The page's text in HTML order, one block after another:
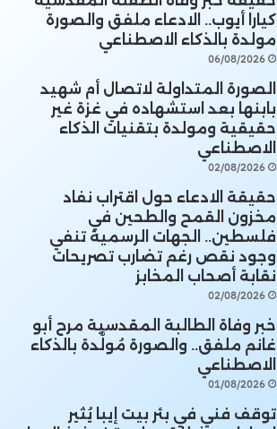
كيارا أيوب.. الادعاء ملفق والصورة
مولدة بالذكاء الاصطناعي
06/08/2026
الصورة المتداولة لاتصال أم شهيد
بابنها بعد استشهاده في غزة غير
حقيقية ومولدة بتقنيات الذكاء
الاصطناعي
02/08/2026
حقيقة الادعاء حول اقتراب نفاد
مخزون القمح والطحين في
فلسطين.. الجهات الرسمية تنفي
وجود نقص رغم تضارب تصريحات
نقابة أصحاب المخابز
02/08/2026
خبر وفاة الطالبة المقدسية مرح أبو
غانم ملفق.. والصورة مُولَّدة بالذكاء
الاصطناعي
01/08/2026
توقف فني في بئر بيت إيبا يُثير